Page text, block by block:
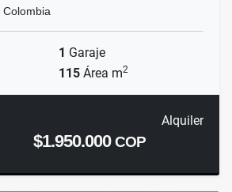
1 Garaje
115 Área m2
Alquiler
$1.950.000COP